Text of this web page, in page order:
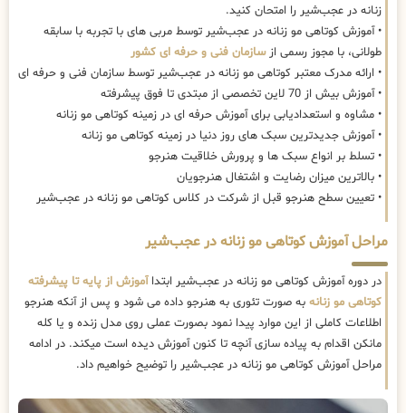
زنانه در عجب‌شیر را امتحان کنید.
• آموزش کوتاهی مو زنانه در عجب‌شیر توسط مربی های با تجربه با سابقه
طولانی، با مجوز رسمی ازسازمان فنی و حرفه ای کشور
• ارائه مدرک معتبر کوتاهی مو زنانه در عجب‌شیر توسط سازمان فنی و حرفه ای
• آموزش بیش از 70 لاین تخصصی از مبتدی تا فوق پیشرفته
• مشاوه و استعدادیابی برای آموزش حرفه ای در زمینه کوتاهی مو زنانه
• آموزش جدیدترین سبک های روز دنیا در زمینه کوتاهی مو زنانه
• تسلط بر انواع سبک ها و پرورش خلاقیت هنرجو
• بالاترین میزان رضایت و اشتغال هنرجویان
• تعیین سطح هنرجو قبل از شرکت در کلاس کوتاهی مو زنانه در عجب‌شیر
مراحل آموزش کوتاهی مو زنانه در عجب‌شیر
در دوره آموزش کوتاهی مو زنانه در عجب‌شیر ابتداآموزش از پایه تا پیشرفته
کوتاهی مو زنانه به صورت تئوری به هنرجو داده می شود و پس از آنکه هنرجو
اطلاعات کاملی از این موارد پیدا نمود بصورت عملی روی مدل زنده و یا کله
مانکن اقدام به پیاده سازی آنچه تا کنون آموزش دیده است میکند. در ادامه
مراحل آموزش کوتاهی مو زنانه در عجب‌شیر را توضیح خواهیم داد.